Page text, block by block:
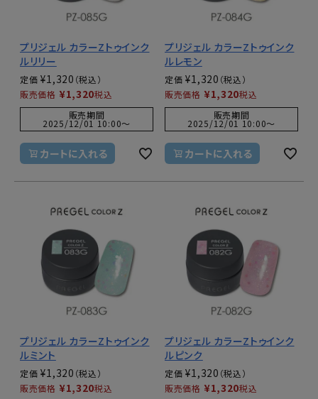
プリジェル カラーZトゥインク
ルリリー
定価 ¥1,320
販売価格 ¥1,320税込
販売期間
2025/12/01 10:00〜
カートに入れる
プリジェル カラーZトゥインク
ルレモン
定価 ¥1,320
販売価格 ¥1,320税込
販売期間
2025/12/01 10:00〜
カートに入れる
プリジェル カラーZトゥインク
ルミント
定価 ¥1,320
販売価格 ¥1,320税込
プリジェル カラーZトゥインク
ルピンク
定価 ¥1,320
販売価格 ¥1,320税込